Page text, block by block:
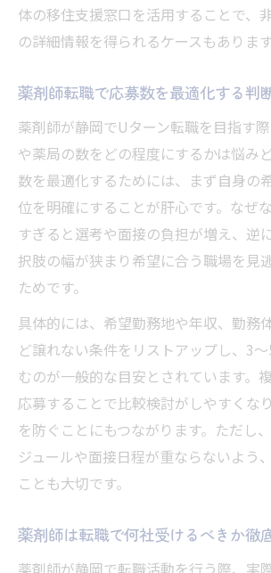
体の移住支援窓口を活用することで、
の詳細情報を得られるケースもあります
薬剤師転職で応募数を最適化する判
薬剤師が静岡でUターン転職を目指す
や薬局の数をどの程度にするかは悩み
数を最適化するためには、まず自身の
位を明確にすることが肝心です。なぜ
すぎると選考や面接の負担が増え、逆
択肢の幅が狭まり希望に合う職場を見
ためです。
具体的には、希望勤務地や年収、勤務
ど譲れない条件をリストアップし、3
むのが一般的な目安とされています。
応募することで比較検討がしやすくな
を防ぐことにもつながります。ただし
ジュールや面接日程が重ならないよう
ことも大切です。
薬剤師は転職で何社受けるべきか徹
薬剤師が静岡で転職活動を行う際、実